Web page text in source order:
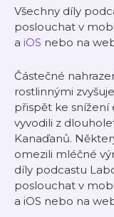
Všechny díly
poslouchat v
a iOS nebo na
Částečné
rostlinnými
přispět ke snížení
vyvodili z
Kanaďanů.
omezili mléčné
díly podcastu
poslouchat v
a iOS nebo na